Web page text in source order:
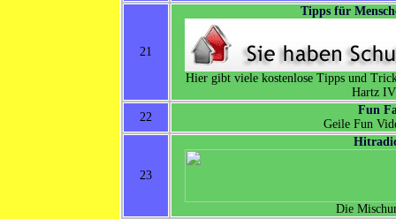
21
Tipps für
Hier gibt viele kostenlose Tipps und
Hartz
22
Fun
Geile Fun
23
Die